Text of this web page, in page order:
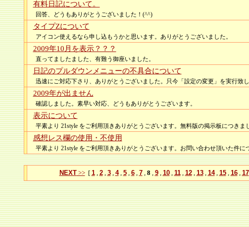
有料日記について。
回答、どうもありがとうございました！(^^)
タイプZについて
アイコン使えるなら申し込もうかと思います。ありがとうございました。
2009年10月を表示？？？
直ってましたました、有難う御座いました。
日記のプルダウンメニューの不具合について
迅速にご対応下さり、ありがとうございました。只今「設定の変更」を実行致
2009年が出ません
確認しました。素早い対応、どうもありがとうございます。
表示について
平素より 21style をご利用頂きありがとうございます。無料版の掲示板につきま
感想レス欄の使用・不使用
平素より 21style をご利用頂きありがとうございます。お問い合わせ頂いた件に
NEXT>>[ 1, 2, 3, 4, 5, 6, 7, 8 , 9, 10, 11, 12, 13, 14, 15, 16, 17